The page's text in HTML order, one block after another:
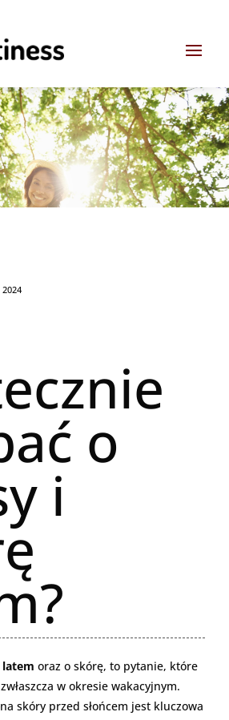
o
i
latem oraz o skórę, to pytanie, które
w okresie wakacyjnym.
skóry przed słońcem jest kluczowa